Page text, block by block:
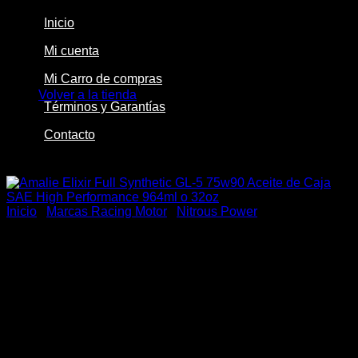
Volver a la tienda
Inicio
Mi cuenta
Mi Carro de compras
Términos y Garantías
Contacto
Inicio Marcas Racing Motor Nitrous Power